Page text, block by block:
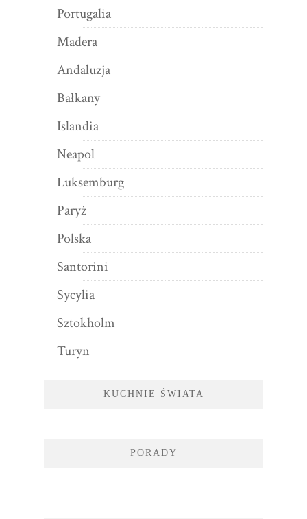
Portugalia
Madera
Andaluzja
Bałkany
Islandia
Neapol
Luksemburg
Paryż
Polska
Santorini
Sycylia
Sztokholm
Turyn
KUCHNIE ŚWIATA
PORADY